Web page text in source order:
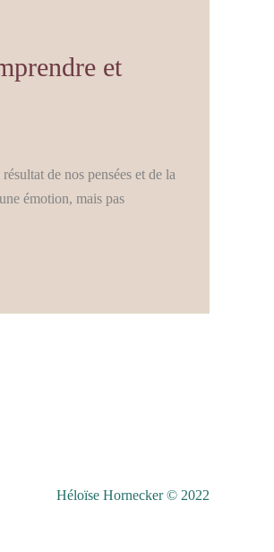
et
de nos pensées et de la
émotion, mais pas
Héloïse Hornecker © 2022